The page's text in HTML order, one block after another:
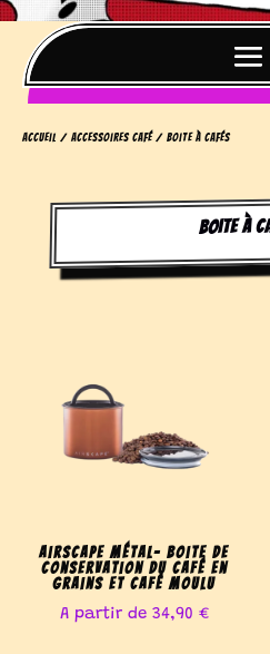
Accueil / accessoires café/ Boite à cafés
Boite à
Airscape métal- Boite de
conservation du café en
grains et café moulu
A partir de 34,90 €